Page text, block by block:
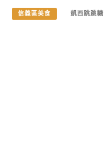
信義區美食 凱西跳跳糖